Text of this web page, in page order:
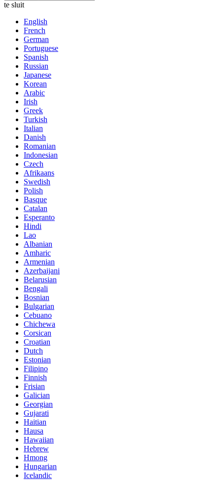
te sluit
English
French
German
Portuguese
Spanish
Russian
Japanese
Korean
Arabic
Irish
Greek
Turkish
Italian
Danish
Romanian
Indonesian
Czech
Afrikaans
Swedish
Polish
Basque
Catalan
Esperanto
Hindi
Lao
Albanian
Amharic
Armenian
Azerbaijani
Belarusian
Bengali
Bosnian
Bulgarian
Cebuano
Chichewa
Corsican
Croatian
Dutch
Estonian
Filipino
Finnish
Frisian
Galician
Georgian
Gujarati
Haitian
Hausa
Hawaiian
Hebrew
Hmong
Hungarian
Icelandic